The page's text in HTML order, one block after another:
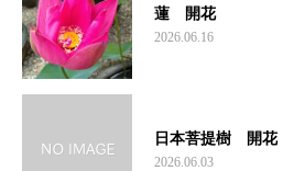
蓮 開花
2026.06.16
日本菩提樹 開花
2026.06.03